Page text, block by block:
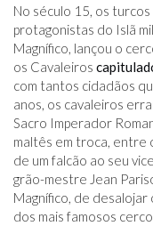
No século 15, os
protagonistas do Islã
Magnífico, lançou o
os Cavaleiros
com tantos cidadãos
anos, os cavaleiros
Sacro Imperador
maltês em troca, entre
de um falcão ao seu
grão-mestre Jean
Magnífico, de
dos mais famosos